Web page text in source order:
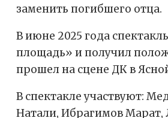
заменить погибшего отца.
В июне 2025 года
площадь» и получил
прошел на сцене ДК в
В спектакле участвуют:
Натали, Ибрагимов Марат,